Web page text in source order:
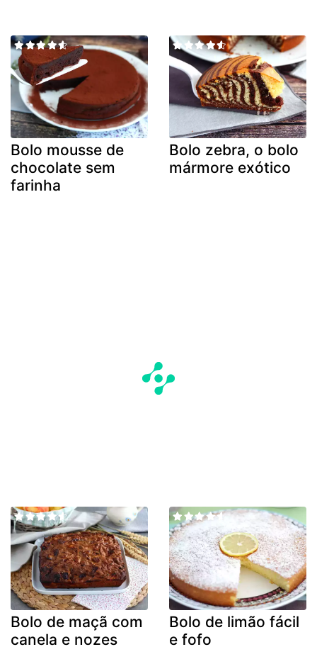
Bolo mousse de
chocolate sem
farinha
Bolo zebra, o bolo
mármore exótico
Bolo de maçã com
canela e nozes
Bolo de limão fácil
e fofo